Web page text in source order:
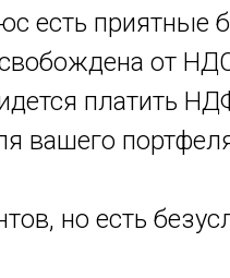
есть приятные
от
платить
вашего
но есть